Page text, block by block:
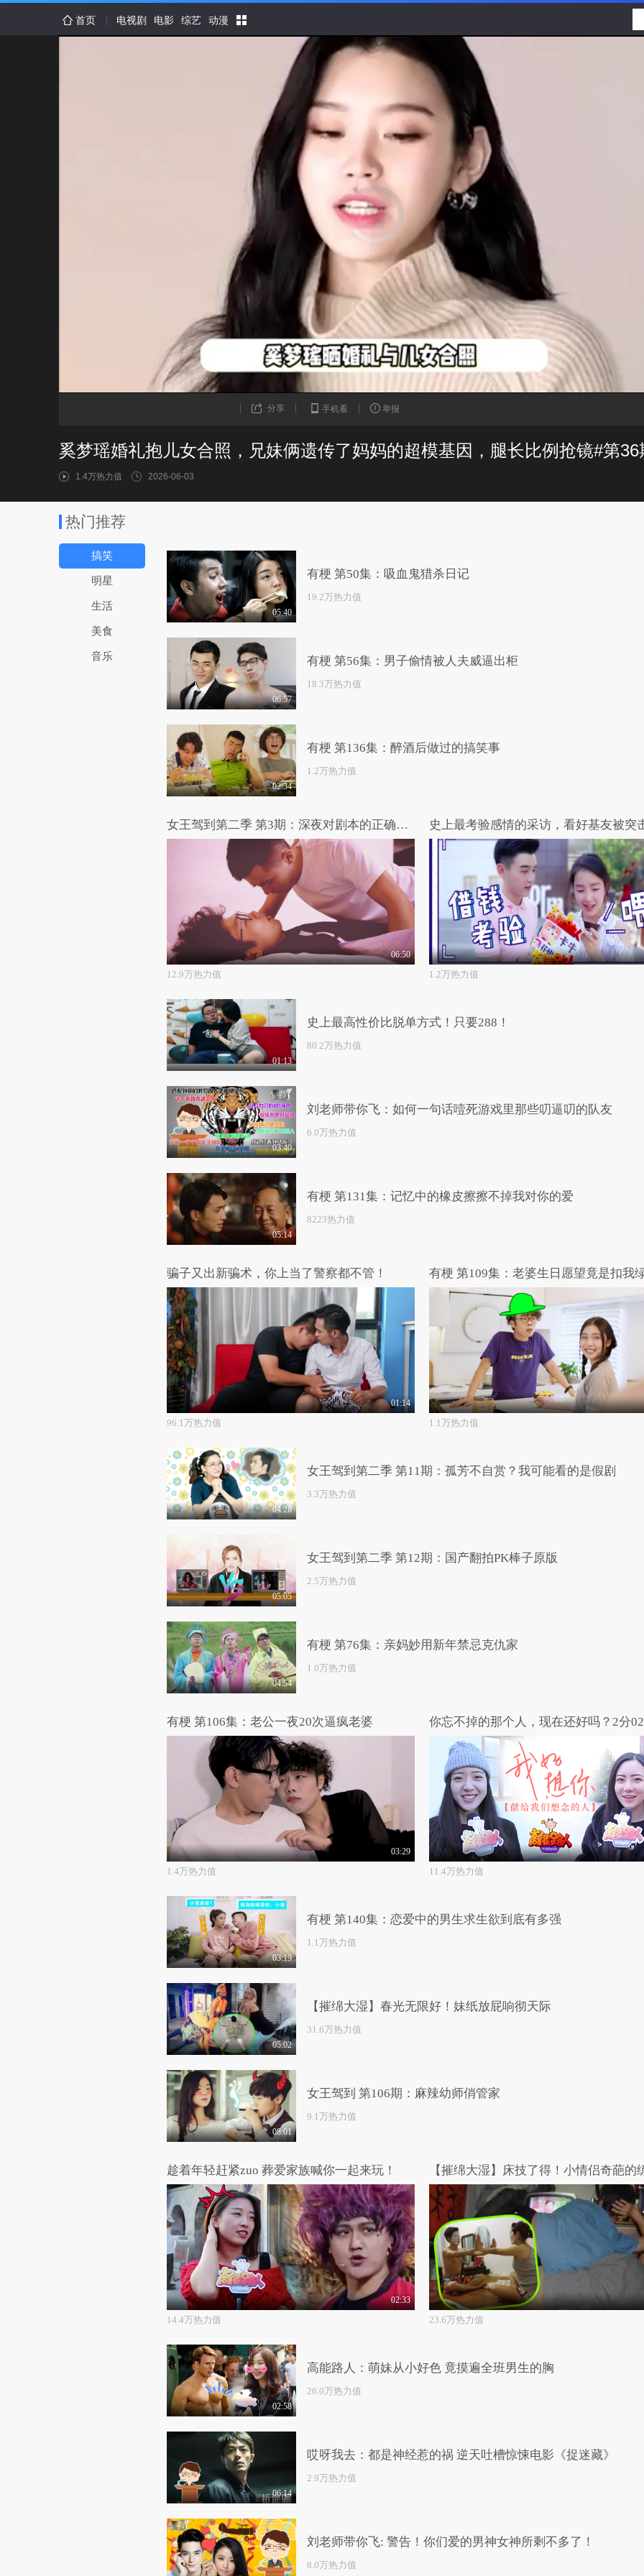
首页 电视剧 电影 综艺 动漫
分享 手机看 举报
1.4万热力值 2026-06-03
热门推荐
搞笑
明星
生活
美食
音乐
05:40
有梗 第50集：吸血鬼猎杀日记
19.2万热力值
06:57
有梗 第56集：男子偷情被人夫威逼出柜
18.3万热力值
02:34
有梗 第136集：醉酒后做过的搞笑事
1.2万热力值
女王驾到第二季 第3期：深夜对剧本的正确姿势
06:50
12.9万热力值 1.2万热力值
01:13
史上最高性价比脱单方式！只要288！
80.2万热力值
03:40
刘老师带你飞：如何一句话噎死游戏里那些叨逼叨的队友
6.0万热力值
05:14
有梗 第131集：记忆中的橡皮擦擦不掉我对你的爱
8223热力值
骗子又出新骗术，你上当了警察都不管！
01:14
96.1万热力值
有梗 第109集：老婆生日愿望竟是扣我
1.1万热力值
04:28
女王驾到第二季 第11期：孤芳不自赏？我可能看的是假剧
3.3万热力值
05:05
女王驾到第二季 第12期：国产翻拍PK棒子原版
2.5万热力值
04:54
有梗 第76集：亲妈妙用新年禁忌克仇家
1.0万热力值
有梗 第106集：老公一夜20次逼疯老婆
03:29
1.4万热力值 11.4万热力值
03:19
有梗 第140集：恋爱中的男生求生欲到底有多强
1.1万热力值
05:02
【摧绵大湿】春光无限好！妹纸放屁响彻天际
31.6万热力值
08:01
女王驾到 第106期：麻辣幼师俏管家
9.1万热力值
趁着年轻赶紧zuo 葬爱家族喊你一起来玩！
02:33
14.4万热力值 23.6万热力值
02:58
高能路人：萌妹从小好色 竟摸遍全班男生的胸
26.0万热力值
06:14
哎呀我去：都是神经惹的祸 逆天吐槽惊悚电影《捉迷藏》
2.9万热力值
刘老师带你飞: 警告！你们爱的男神女神所剩不多了！
8.0万热力值